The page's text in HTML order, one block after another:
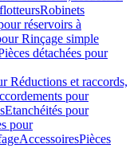
Robinets
réservoirs à
Rinçage simple
détachées pour
Réductions et raccords,
pour
Etanchéités pour
pour
AccessoiresPièces